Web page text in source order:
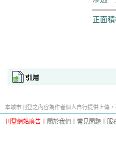
正面
本城市刊登之內容為作者個人自行提供上傳，
刊登網站廣告 關於我們 常見問題 服